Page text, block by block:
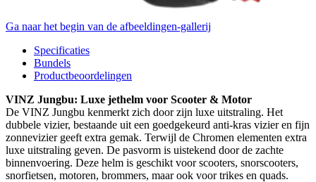
Ga naar het begin van de afbeeldingen-gallerij
Specificaties
Bundels
Productbeoordelingen
VINZ Jungbu: Luxe jethelm voor Scooter & Motor
De VINZ Jungbu kenmerkt zich door zijn luxe uitstraling. Het
dubbele vizier, bestaande uit een goedgekeurd anti-kras vizier en fijn
zonnevizier geeft extra gemak. Terwijl de Chromen elementen extra
luxe uitstraling geven. De pasvorm is uistekend door de zachte
binnenvoering. Deze helm is geschikt voor scooters, snorscooters,
snorfietsen, motoren, brommers, maar ook voor trikes en quads.